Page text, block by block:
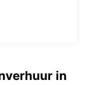
in